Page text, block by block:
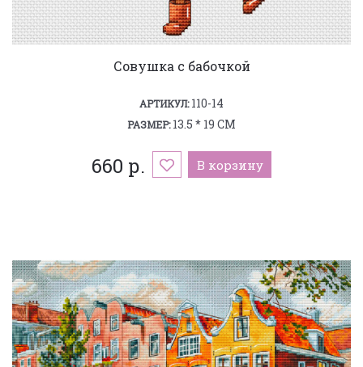
Совушка с бабочкой
АРТИКУЛ:110-14
РАЗМЕР:13.5 * 19 СМ
660 р. В корзину